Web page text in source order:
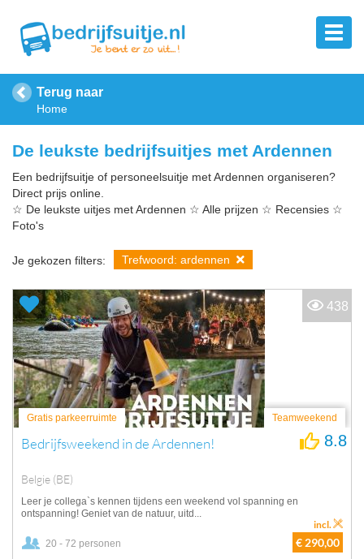
Terug naar
Home
De leukste bedrijfsuitjes met Ardennen
Een bedrijfsuitje of personeelsuitje met Ardennen organiseren?
Direct prijs online.
☆ De leukste uitjes met Ardennen ☆ Alle prijzen ☆ Recensies ☆
Foto's
Je gekozen filters: Trefwoord: ardennen
Gratis parkeerruimte Teamweekend
Bedrijfsweekend in de Ardennen!
Belgie (BE)
8.8
Leer je collega`s kennen tijdens een weekend vol spanning en
ontspanning! Geniet van de natuur, uitd...
20 - 72 personen € 290,00
incl.
438